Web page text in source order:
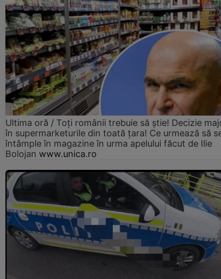
Ultima oră / Toți românii trebuie să știe! Decizie
în supermarketurile din toată țara! Ce urmează să
întâmple în magazine în urma apelului făcut de Ilie
Bolojan www.unica.ro